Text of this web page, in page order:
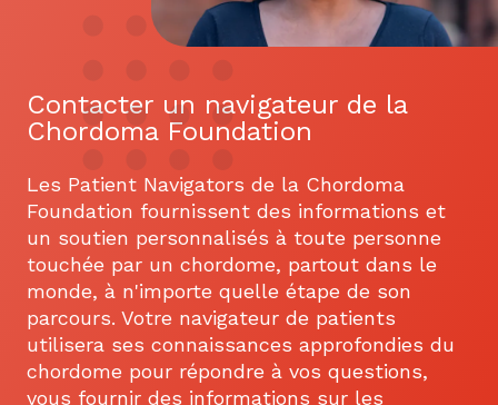
Contacter un navigateur de la
Chordoma Foundation
Les Patient Navigators de la Chordoma
Foundation fournissent des informations et
un soutien personnalisés à toute personne
touchée par un chordome, partout dans le
monde, à n'importe quelle étape de son
parcours. Votre navigateur de patients
utilisera ses connaissances approfondies du
chordome pour répondre à vos questions,
vous fournir des informations sur les